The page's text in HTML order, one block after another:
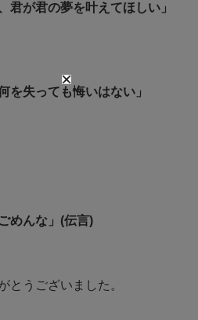
君が君の夢を叶えてほしい」
を失っても悔いはない」
めんな」(伝言)
とうございました。